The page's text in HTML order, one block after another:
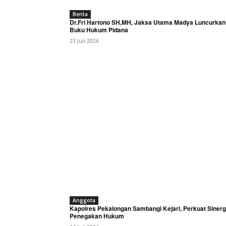
Berita
Dr.Fri Hartono SH,MH, Jaksa Utama Madya
Buku Hukum Pidana
23 Juli 2026
Anggota
Kapolres Pekalongan Sambangi Kejari, Perkuat
Penegakan Hukum